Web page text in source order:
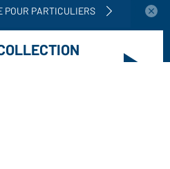
pour particuliers